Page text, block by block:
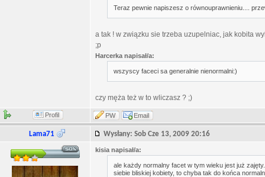
Teraz pewnie napiszesz o równouprawnieniu....
a tak ! w związku sie trzeba uzupelniac, jak kobita
;p
Harcerka napisał/a:
wszyscy faceci sa generalnie nienormalni:)
czy męża też w to wliczasz ? ;)
Profil PW Email
Lama71 Wysłany: Sob Cze 13, 2009 20:16
kisia napisał/a:
ale każdy normalny facet w tym wieku jest już
siebie bliskiej kobiety, to chyba tak do końca